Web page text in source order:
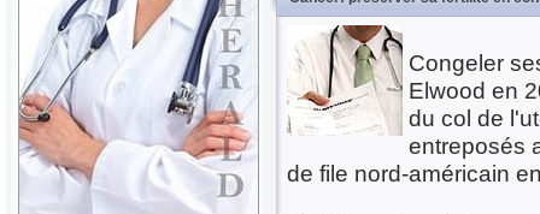
Congeler
Elwood en
du col de
entreposés
de file nord-américain